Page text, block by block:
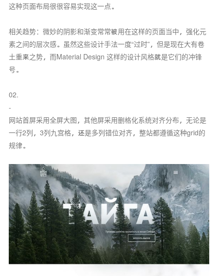
这种页面布局很很容易实现这一点。
相关趋势：微妙的阴影和渐变常常被用在这样的页面当中，强化元
素之间的层次感。虽然这些设计手法一度“过时”，但是现在大有卷
土重来之势，而Material Design 这样的设计风格就是它们的冲锋
号。
02.
-
网站首屏采用全屏大图，其他屏采用删格化系统对齐分布，无论是
一行2列，3列九宫格，还是多列错位对齐，整站都遵循这种grid的
规律。